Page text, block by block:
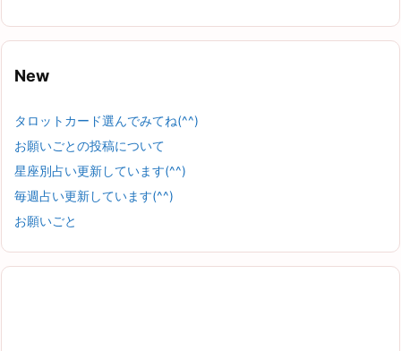
New
タロットカード選んでみてね(^^)
お願いごとの投稿について
星座別占い更新しています(^^)
毎週占い更新しています(^^)
お願いごと